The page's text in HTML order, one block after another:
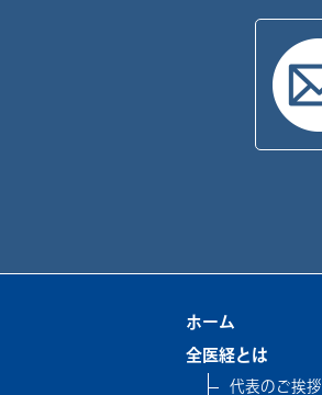
ホーム
全医経とは
代表のご挨拶